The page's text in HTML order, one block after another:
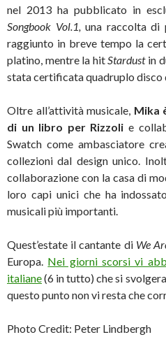
nel 2013 ha pubblicato in
Songbook Vol.1, una raccolta di
raggiunto in breve tempo la
platino, mentre la hit Stardustin
stata certificata quadruplo disco
Oltre all’attività musicale, Mika
di un libro per Rizzoli e
Swatch come ambasciatore
collezioni dal design unico.
collaborazione con la casa di
loro capi unici che ha
musicali più importanti.
Quest’estate il cantante di We
Europa. Nei giorni scorsi vi
italiane(6 in tutto) che si
questo punto non vi resta che
Photo Credit: Peter Lindbergh